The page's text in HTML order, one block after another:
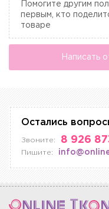
Помогите другим
первым, кто
товаре
Написать
Остались
Звоните: 8 926
Пишите: